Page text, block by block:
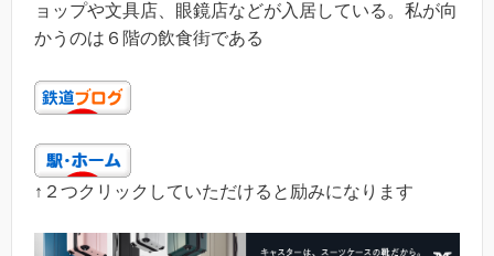
ョップや文具店、眼鏡店などが入居している。私が向
かうのは６階の飲食街である
↑２つクリックしていただけると励みになります